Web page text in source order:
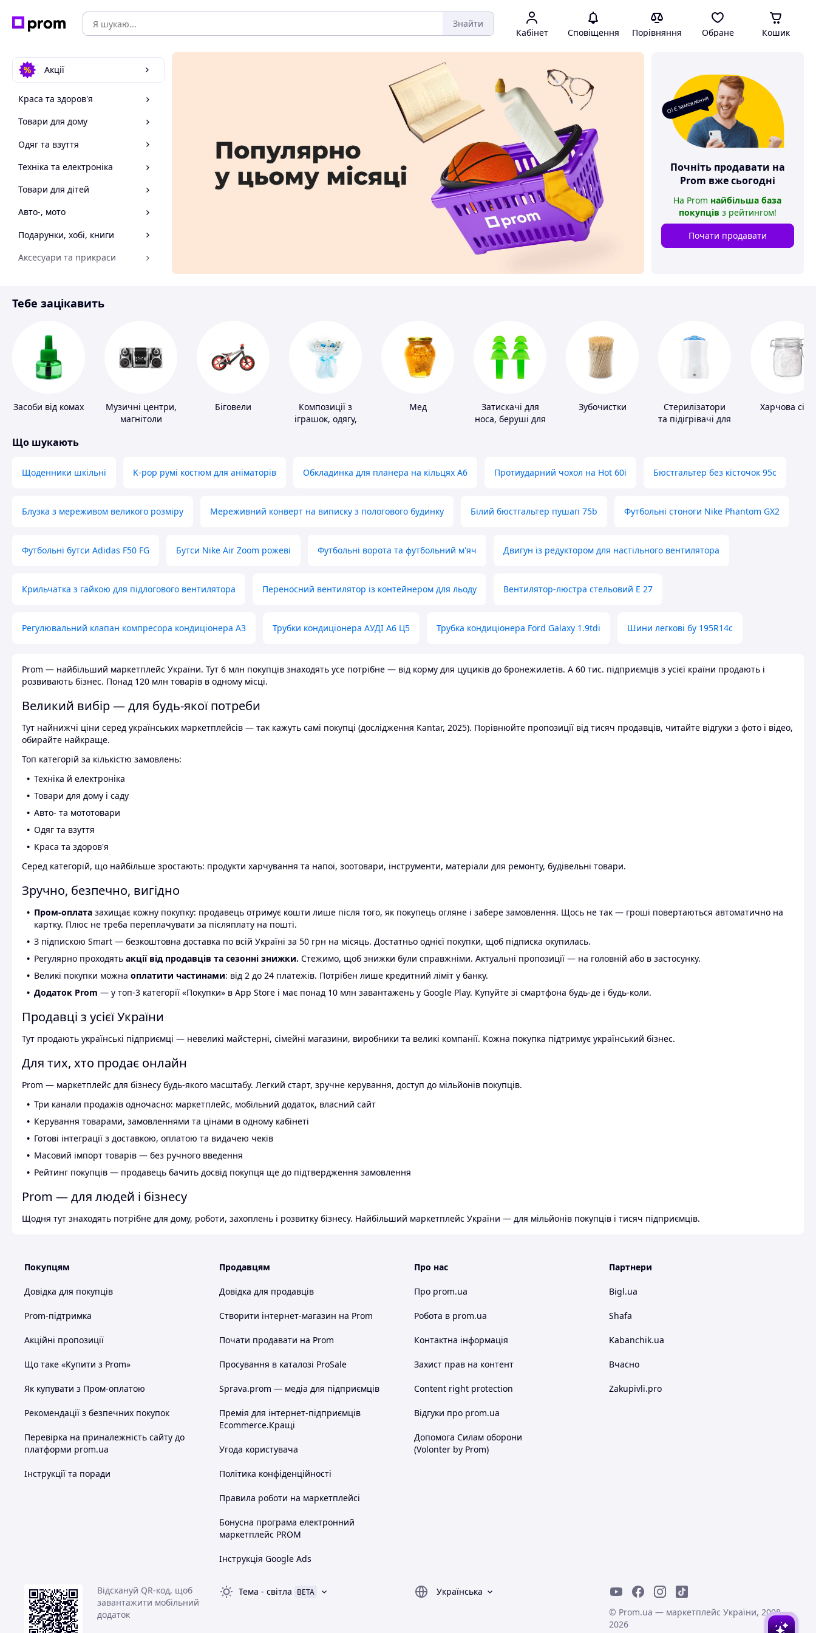
Знайти
Кабінет Сповіщення Порівняння Обране Кошик
Акції
Краса та здоров'я
Товари для дому
Одяг та взуття
Техніка та електроніка
Товари для дітей
Авто-, мото
Подарунки, хобі, книги
Аксесуари та прикраси
Спорт і відпочинок
О! Є замовлення
Почніть продавати на
Prom вже сьогодні
На Prom найбільша база
покупців з рейтингом!
Почати продавати
Тебе зацікавить
Засоби від комах
Музичні центри,
магнітоли
Біговели
Композиції з
іграшок, одягу,
Мед
Затискачі для
носа, беруші для
Зубочистки
Стерилізатори
та підігрівачі для
Харчова сіль
Що шукають
Щоденники шкільні K-pop румі костюм для аніматорів Обкладинка для планера на кільцях А6 Протиударний чохол на Hot 60i Бюстгальтер без кісточок 95с
Блузка з мереживом великого розміру Мереживний конверт на виписку з пологового будинку Білий бюстгальтер пушап 75b Футбольні стоноги Nike Phantom GX2
Футбольні бутси Adidas F50 FG Бутси Nike Air Zoom рожеві Футбольні ворота та футбольний м'яч Двигун із редуктором для настільного вентилятора
Крильчатка з гайкою для підлогового вентилятора Переносний вентилятор із контейнером для льоду Вентилятор-люстра стельовий E 27
Регулювальний клапан компресора кондиціонера А3 Трубки кондиціонера АУДІ А6 Ц5 Трубка кондиціонера Ford Galaxy 1.9tdi Шини легкові бу 195R14c
Prom — найбільший маркетплейс України. Тут 6 млн покупців знаходять усе потрібне — від корму для цуциків до бронежилетів. А 60 тис. підприємців з усієї країни продають і
розвивають бізнес. Понад 120 млн товарів в одному місці.
Великий вибір — для будь-якої потреби
Тут найнижчі ціни серед українських маркетплейсів — так кажуть самі покупці (дослідження Kantar, 2025). Порівнюйте пропозиції від тисяч продавців, читайте відгуки з фото і відео,
обирайте найкраще.
Топ категорій за кількістю замовлень:
Техніка й електроніка
Товари для дому і саду
Авто- та мототовари
Одяг та взуття
Краса та здоров'я
Серед категорій, що найбільше зростають: продукти харчування та напої, зоотовари, інструменти, матеріали для ремонту, будівельні товари.
Зручно, безпечно, вигідно
Пром-оплата захищає кожну покупку: продавець отримує кошти лише після того, як покупець огляне і забере замовлення. Щось не так — гроші повертаються автоматично на
картку. Плюс не треба переплачувати за післяплату на пошті.
З підпискою Smart — безкоштовна доставка по всій Україні за 50 грн на місяць. Достатньо однієї покупки, щоб підписка окупилась.
Регулярно проходять акції від продавців та сезонні знижки. Стежимо, щоб знижки були справжніми. Актуальні пропозиції — на головній або в застосунку.
Великі покупки можна оплатити частинами: від 2 до 24 платежів. Потрібен лише кредитний ліміт у банку.
Додаток Prom — у топ-3 категорії «Покупки» в App Store і має понад 10 млн завантажень у Google Play. Купуйте зі смартфона будь-де і будь-коли.
Продавці з усієї України
Тут продають українські підприємці — невеликі майстерні, сімейні магазини, виробники та великі компанії. Кожна покупка підтримує український бізнес.
Для тих, хто продає онлайн
Prom — маркетплейс для бізнесу будь-якого масштабу. Легкий старт, зручне керування, доступ до мільйонів покупців.
Три канали продажів одночасно: маркетплейс, мобільний додаток, власний сайт
Керування товарами, замовленнями та цінами в одному кабінеті
Готові інтеграції з доставкою, оплатою та видачею чеків
Масовий імпорт товарів — без ручного введення
Рейтинг покупців — продавець бачить досвід покупця ще до підтвердження замовлення
Prom — для людей і бізнесу
Щодня тут знаходять потрібне для дому, роботи, захоплень і розвитку бізнесу. Найбільший маркетплейс України — для мільйонів покупців і тисяч підприємців.
Покупцям
Довідка для покупців
Prom-підтримка
Акційні пропозиції
Що таке «Купити з Prom»
Як купувати з Пром-оплатою
Рекомендації з безпечних покупок
Перевірка на приналежність сайту до
платформи prom.ua
Інструкції та поради
Продавцям
Довідка для продавців
Створити інтернет-магазин на Prom
Почати продавати на Prom
Просування в каталозі ProSale
Sprava.prom — медіа для підприємців
Премія для інтернет-підприємців
Ecommerce.Кращі
Угода користувача
Політика конфіденційності
Правила роботи на маркетплейсі
Бонусна програма електронний
маркетплейс PROM
Інструкція Google Ads
Про нас
Про prom.ua
Робота в prom.ua
Контактна інформація
Захист прав на контент
Content right protection
Відгуки про prom.ua
Допомога Силам оборони
(Volonter by Prom)
Партнери
Bigl.ua
Shafa
Kabanchik.ua
Вчасно
Zakupivli.pro
Відскануй QR-код, щоб
завантажити мобільний
додаток
Тема - світла BETA
Українська
© Prom.ua — маркетплейс України, 2008-
2026